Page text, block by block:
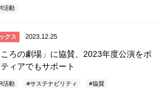
活動
クス 2023.12.25
ころの劇場」に協賛、2023年度公演をボ
ィアでもサポート
活動 サステナビリティ 協賛